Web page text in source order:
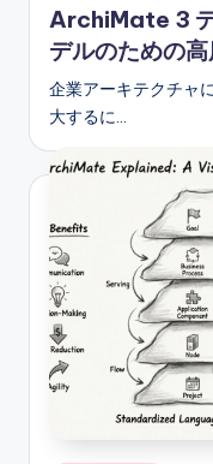
ArchiMate 3
デルのための
企業アーキテクチャ
大するに…